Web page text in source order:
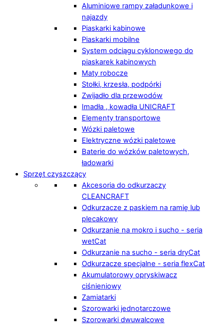
Aluminiowe rampy załadunkowe i
najazdy
Piaskarki kabinowe
Piaskarki mobilne
System odciągu cyklonowego do
piaskarek kabinowych
Maty robocze
Stołki, krzesła, podpórki
Zwijadło dla przewodów
Imadła , kowadła UNICRAFT
Elementy transportowe
Wózki paletowe
Elektryczne wózki paletowe
Baterie do wózków paletowych,
ładowarki
Sprzęt czyszczący
Akcesoria do odkurzaczy
CLEANCRAFT
Odkurzacze z paskiem na ramię lub
plecakowy
Odkurzanie na mokro i sucho - seria
wetCat
Odkurzanie na sucho - seria dryCat
Odkurzacze specjalne - seria flexCat
Akumulatorowy opryskiwacz
ciśnieniowy
Zamiatarki
Szorowarki jednotarczowe
Szorowarki dwuwalcowe